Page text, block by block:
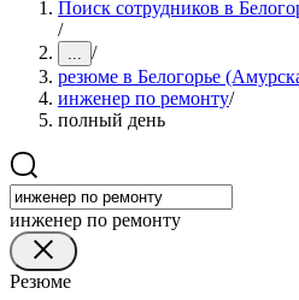
Поиск сотрудников в
/
... /
резюме в Белогорье
инженер по ремонту/
полный день
инженер по ремонту
Резюме